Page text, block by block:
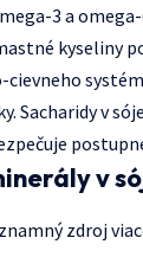
3 a
kyseliny
Sacharidy v
v
zdroj